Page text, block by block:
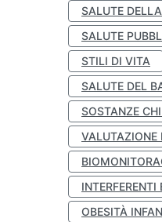
SALUTE
SALUTE
STILI DI VITA
SALUTE DEL
SOSTANZE
VALUTAZIONE
INTERFERENTI
OBESITÀ